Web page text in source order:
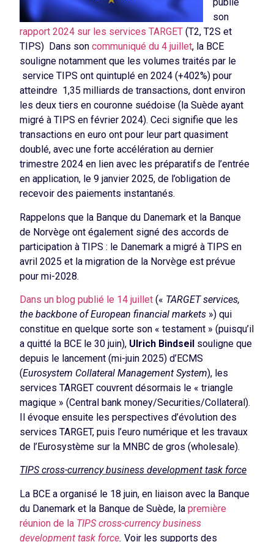
son
rapport 2024 sur les services TARGET (T2, T2S et
TIPS) Dans soncommuniqué du 4 juillet, la BCE
souligne notamment que les volumes traités par le
service TIPS ont quintuplé en 2024 (+402%) pour
atteindre 1,35 milliards de transactions, dont environ
les deux tiers en couronne suédoise (la Suède ayant
migré à TIPS en février 2024). Ceci signifie que les
transactions en euro ont pour leur part quasiment
doublé, avec une forte accélération au dernier
trimestre 2024 en lien avec les préparatifs de l’entrée
en application, le 9 janvier 2025, de l’obligation de
recevoir des paiements instantanés.
Rappelons que la Banque du Danemark et la Banque
de Norvège ont également signé des accords de
participation à TIPS : le Danemark a migré à TIPS en
avril 2025 et la migration de la Norvège est prévue
pour mi-2028.
Dans un blog publié le 14 juillet (« TARGET services,
the backbone of European financial markets ») qui
constitue en quelque sorte son « testament » (puisqu’il
a quitté la BCE le 30 juin), Ulrich Bindseil souligne que
depuis le lancement (mi-juin 2025) d’ECMS
(Eurosystem Collateral Management System), les
services TARGET couvrent désormais le « triangle
magique » (Central bank money/Securities/Collateral).
Il évoque ensuite les perspectives d’évolution des
services TARGET, puis l’euro numérique et les travaux
de l’Eurosystème sur la MNBC de gros (wholesale).
TIPS cross-currency business development task force
La BCE a organisé le 18 juin, en liaison avec la Banque
du Danemark et la Banque de Suède, lapremière
réunion de la TIPS cross-currency business
development task force.Voir les supports des